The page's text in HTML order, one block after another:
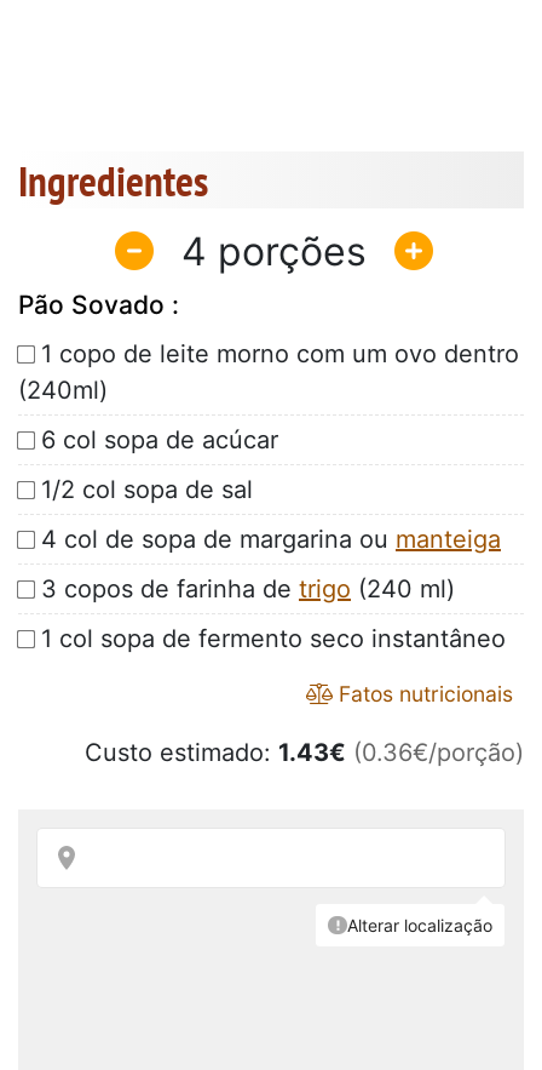
Ingredientes
4
Pão Sovado :
1 copo de leite morno com um ovo dentro
(240ml)
6 col sopa de acúcar
1/2 col sopa de sal
4 col de sopa de margarina ou manteiga
3 copos de farinha de trigo (240 ml)
1 col sopa de fermento seco instantâneo
Fatos nutricionais
Custo estimado: 1.43€ (0.36€/porção)